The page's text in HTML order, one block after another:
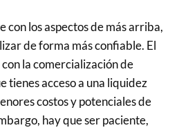
con los aspectos de más arriba,
de forma más confiable. El
la comercialización de
tienes acceso a una liquidez
costos y potenciales de
hay que ser paciente,